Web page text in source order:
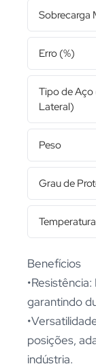
Sobrecarga
Erro (%)
Tipo de
Lateral)
Peso
Grau de
Benefícios
garantindo
posições,
indústria.